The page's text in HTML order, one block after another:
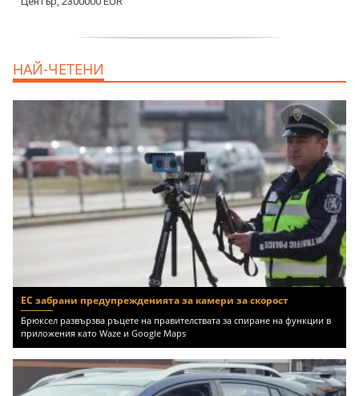
НАЙ-ЧЕТЕНИ
ЕС забрани предупрежденията за камери за скорост
Брюксел развързва ръцете на правителствата за спиране на функции в
приложения като Waze и Google Maps